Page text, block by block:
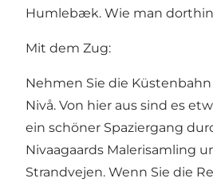
Humlebæk. Wie man
Mit dem Zug:
Nehmen Sie die
Nivå. Von hier aus sind es
ein schöner Spaziergang
Nivaagaards Malerisamling
Strandvejen. Wenn Sie die